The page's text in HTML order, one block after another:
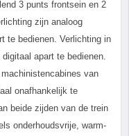
3 punts frontsein en 2
zijn analoog
te bedienen. Verlichting in
apart te bedienen.
van
onafhankelijk te
beide zijden van de trein
onderhoudsvrije, warm-